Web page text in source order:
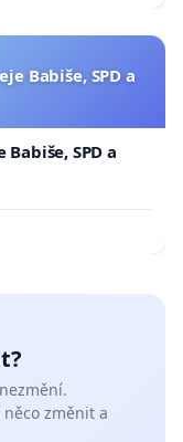
Babiše, SPD a
SPD a
změnit a